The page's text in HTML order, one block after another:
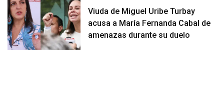
Viuda de Miguel Uribe Turbay
acusa a María Fernanda Cabal de
amenazas durante su duelo